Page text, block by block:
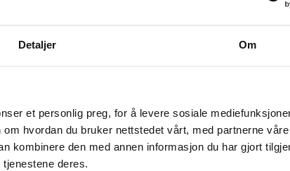
Detaljer Om
et personlig preg, for å levere sosiale
hvordan du bruker nettstedet vårt, med partnerne
kombinere den med annen informasjon du har gjort
deres.
Sande. Utvalget, som ble oppnevnt av regjeringen i fjor,
til dagens leiemarked.